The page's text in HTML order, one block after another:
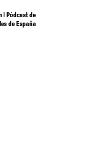
| Pódcast de
de España